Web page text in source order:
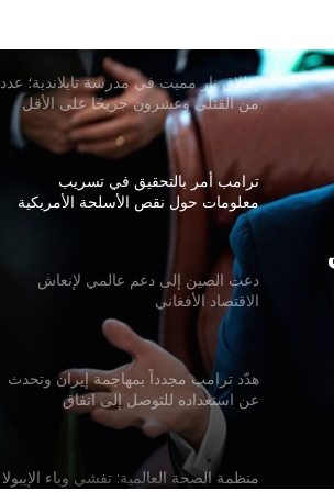
إطلاق نار مميت في مدرسة تايلاندية؛ عدد
من القتلى وعشرون جريحًا على الأقل
ترامب أمر بالتحقيق في تسريب
معلومات حول نقص الأسلحة الأمريكية
دعت الصين إلى دعم عالمي لإنعاش
الاقتصاد الأفغاني
هدّد ترامب مجدداً بمهاجمة إيران وتحدث
عن استعداده للتوصل إلى اتفاق
منظمة الصحة العالمية: تفشي وباء الإيبولا